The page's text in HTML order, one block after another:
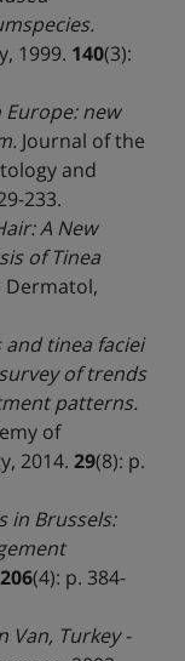
1999. 140(3):
Europe: new
Journal of the
and
233.
A New
of Tinea
Dermatol,
and tinea faciei
of trends
patterns.
of
2014. 29(8): p.
in Brussels:
206(4): p. 384-
Van, Turkey -